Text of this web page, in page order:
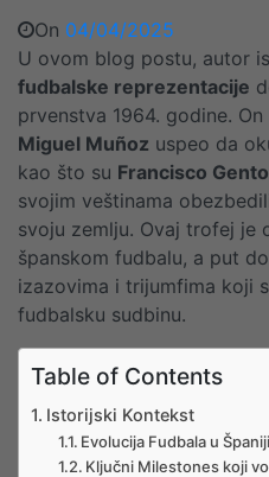
On 04/04/2025
U ovom blog postu, autor
fudbalske reprezentacije
prvenstva 1964. godine.
Miguel Muñoz uspeo da
kao što su Francisco Gento
svojim veštinama
svoju zemlju. Ovaj trofej je
španskom fudbalu, a put
izazovima i trijumfima koji
fudbalsku sudbinu.
Table of Contents
Istorijski Kontekst
Evolucija Fudbala u Španiji
Ključni Milestones koji